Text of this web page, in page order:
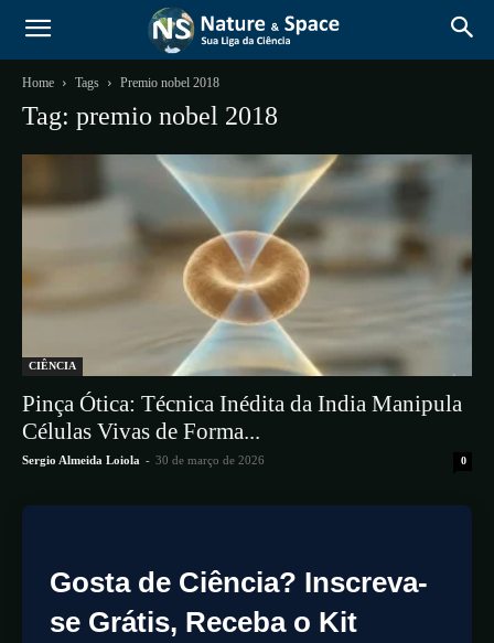
Home Tags Premio nobel 2018
Tag: premio nobel 2018
CIÊNCIA
Pinça Ótica: Técnica Inédita da India Manipula
Células Vivas de Forma...
Sergio Almeida Loiola - 30 de março de 2026 0
Gosta de Ciência? Inscreva-
se Grátis, Receba o Kit